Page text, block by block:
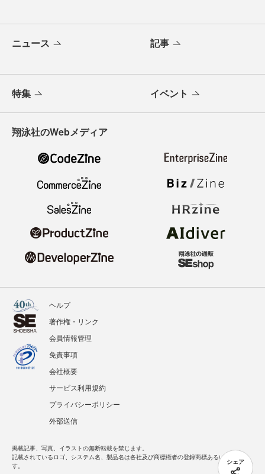
シェア
ニュース 記事
特集 イベント
翔泳社のWebメディア
ヘルプ
著作権・リンク
会員情報管理
免責事項
会社概要
サービス利用規約
プライバシーポリシー
外部送信
掲載記事、写真、イラストの無断転載を禁じます。
記載されているロゴ、システム名、製品名は各社及び商標権者の登録商標あるいは商標で
す。